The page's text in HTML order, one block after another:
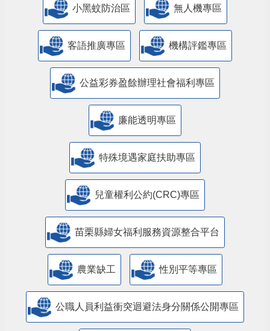
小黑蚊防治區 無人機專區
客語推廣專區 機構評鑑專區
公益彩券盈餘辦理社會福利專區
廉能透明專區
特殊境遇家庭扶助專區
兒童權利公約(CRC)專區
苗栗縣婦女福利服務資源整合平台
農業缺工 性別平等專區
公職人員利益衝突迴避法身分關係公開專區